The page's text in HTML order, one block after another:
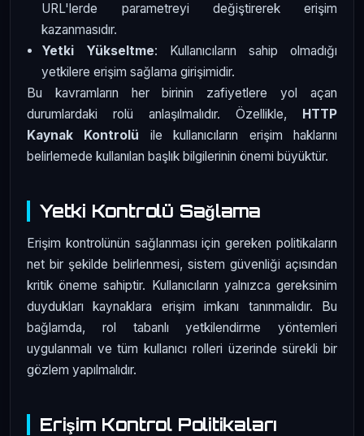
URL'lerde parametreyi değiştirerek erişim
kazanmasıdır.
Yetki Yükseltme: Kullanıcıların sahip olmadığı
yetkilere erişim sağlama girişimidir.
Bu kavramların her birinin zafiyetlere yol açan
durumlardaki rolü anlaşılmalıdır. Özellikle, HTTP
Kaynak Kontrolü ile kullanıcıların erişim haklarını
belirlemede kullanılan başlık bilgilerinin önemi büyüktür.
Yetki Kontrolü Sağlama
Erişim kontrolünün sağlanması için gereken politikaların
net bir şekilde belirlenmesi, sistem güvenliği açısından
kritik öneme sahiptir. Kullanıcıların yalnızca gereksinim
duydukları kaynaklara erişim imkanı tanınmalıdır. Bu
bağlamda, rol tabanlı yetkilendirme yöntemleri
uygulanmalı ve tüm kullanıcı rolleri üzerinde sürekli bir
gözlem yapılmalıdır.
Erişim Kontrol Politikaları